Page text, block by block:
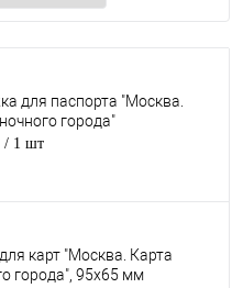
для паспорта "Москва.
города"
/ 1 шт
карт "Москва. Карта
города", 95х65 мм